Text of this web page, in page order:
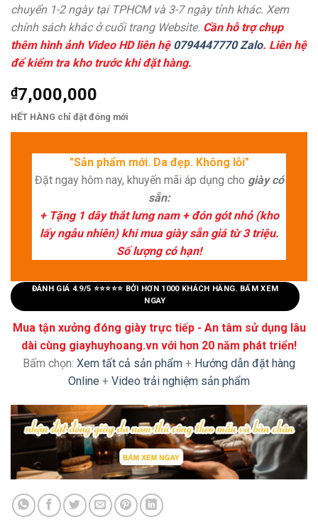
chuyển 1-2 ngày tại TPHCM và 3-7 ngày tỉnh khác. Xem
chính sách khác ở cuối trang Website. Cần hỗ trợ chụp
thêm hình ảnh Video HD liên hệ 0794447770 Zalo. Liên hệ
để kiểm tra kho trước khi đặt hàng.
₫7,000,000
HẾT HÀNG chỉ đặt đóng mới
"Sản phẩm mới. Da đẹp. Không lỗi"
Đặt ngay hôm nay, khuyến mãi áp dụng cho giày có
sẵn:
+ Tặng 1 dây thắt lưng nam + đón gót nhỏ (kho
lấy ngẫu nhiên) khi mua giày sẵn giá từ 3 triệu.
Số lượng có hạn!
ĐÁNH GIÁ 4.9/5 ⭐⭐⭐⭐⭐ BỞI HƠN 1000 KHÁCH HÀNG. BẤM XEM
NGAY
Mua tận xưởng đóng giày trực tiếp - An tâm sử dụng lâu
dài cùng giayhuyhoang.vn với hơn 20 năm phát triển!
Bấm chọn: Xem tất cả sản phẩm + Hướng dẫn đặt hàng
Online + Video trải nghiệm sản phẩm